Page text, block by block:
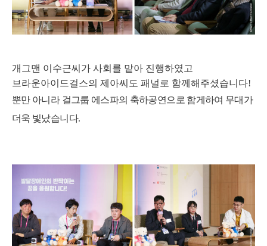
개그맨 이수근씨가 사회를 맡아 진행하였고
브라운아이드걸스의 제아씨도 패널로 함께해주셨습니다!
뿐만 아니라 걸그룹 에스파의 축하공연으로 함게하여 무대가
더욱 빛났습니다.